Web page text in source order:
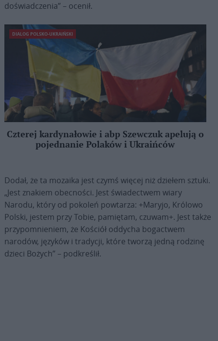
doświadczenia” – ocenił.
DIALOG POLSKO-UKRAIŃSKI
Czterej kardynałowie i abp Szewczuk apelują o
pojednanie Polaków i Ukraińców
Dodał, że ta mozaika jest czymś więcej niż dziełem sztuki.
„Jest znakiem obecności. Jest świadectwem wiary
Narodu, który od pokoleń powtarza: +Maryjo, Królowo
Polski, jestem przy Tobie, pamiętam, czuwam+. Jest także
przypomnieniem, że Kościół oddycha bogactwem
narodów, języków i tradycji, które tworzą jedną rodzinę
dzieci Bożych” – podkreślił.